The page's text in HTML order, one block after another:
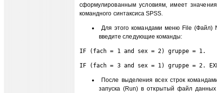
сформулированным условиям, имеет
командного синтаксиса SPSS.
Для этого командами меню File (Файл)
введите следующие команды:
IF (fach = 1 and sex = 2) gruppe = 1.
IF (fach = 3 and sex = 1) gruppe = 2.
После выделения всех строк
запуска (Run) в открытый файл